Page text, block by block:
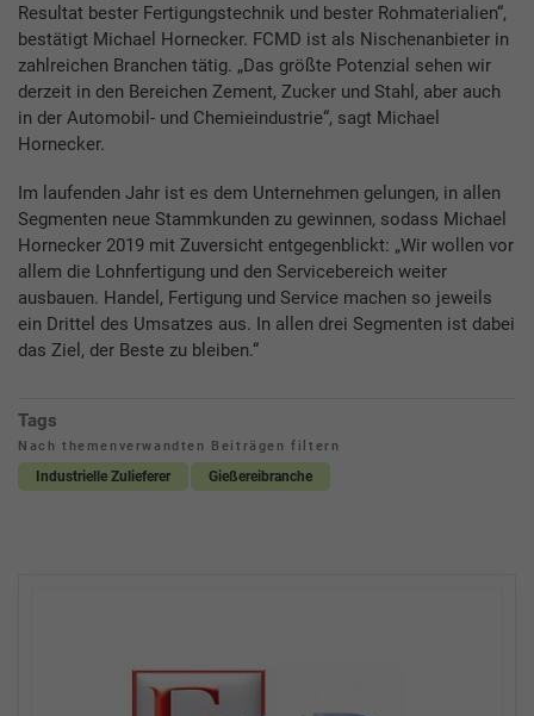
Resultat bester Fertigungstechnik und bester Rohmaterialien“,
bestätigt Michael Hornecker. FCMD ist als Nischenanbieter in
zahlreichen Branchen tätig. „Das größte Potenzial sehen wir
derzeit in den Bereichen Zement, Zucker und Stahl, aber auch
in der Automobil- und Chemieindustrie“, sagt Michael
Hornecker.
Im laufenden Jahr ist es dem Unternehmen gelungen, in allen
Segmenten neue Stammkunden zu gewinnen, sodass Michael
Hornecker 2019 mit Zuversicht entgegenblickt: „Wir wollen vor
allem die Lohnfertigung und den Servicebereich weiter
ausbauen. Handel, Fertigung und Service machen so jeweils
ein Drittel des Umsatzes aus. In allen drei Segmenten ist dabei
das Ziel, der Beste zu bleiben.“
Tags
Nach themenverwandten Beiträgen filtern
Industrielle Zulieferer Gießereibranche